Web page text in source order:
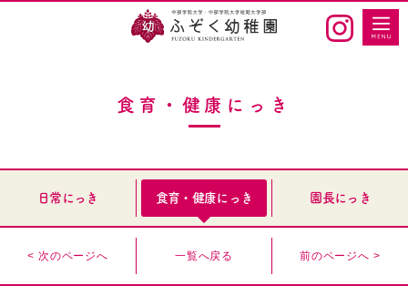
食育・健康にっき
日常にっき 食育・健康にっき 園長にっき
< 次のページへ 一覧へ戻る 前のページへ >